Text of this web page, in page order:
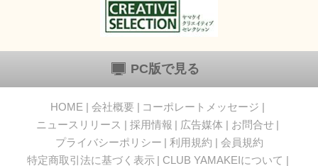
PC版で見る
HOME 会社概要
コーポレートメッセージ
ニュースリリース
採用情報 広告媒体
お問合せ
プライバシーポリシー
利用規約
会員規約
特定商取引法に基づく表示
CLUB YAMAKEIについて